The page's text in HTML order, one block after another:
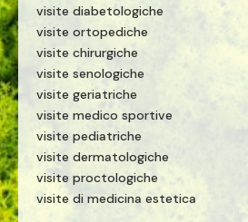
visite diabetologiche
visite ortopediche
visite chirurgiche
visite senologiche
visite geriatriche
visite medico sportive
visite pediatriche
visite dermatologiche
visite proctologiche
visite di medicina estetica